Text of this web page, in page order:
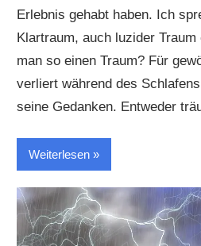
Erlebnis gehabt haben. Ich
Klartraum, auch luzider Traum
man so einen Traum? Für
verliert während des
seine Gedanken. Entweder
Weiterlesen